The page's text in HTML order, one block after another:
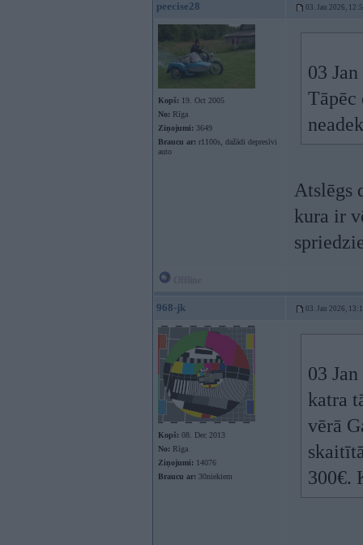
peecise28 03. Jan 2026,
Kopš: 19. Oct 2005
No: Rīga
Ziņojumi: 3649
Braucu ar: r1100s, dažādi depresīvi
auto
03
Tāpēc
Atslēgs
kura ir
968-jk 03. Jan 2026,
Kopš: 08. Dec 2013
No: Rīga
Ziņojumi: 14076
Braucu ar: 30niekiem
03
katra
vērā
300€.